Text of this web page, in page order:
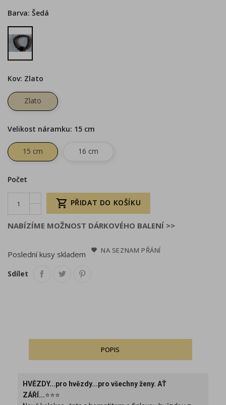
Barva: Šedá
Šedá
Kov: Zlato
Zlato
Velikost náramku: 15 cm
15 cm 16 cm
Počet
 PŘIDAT DO KOŠÍKU
NABÍZÍME MOŽNOST DÁRKOVÉHO BALENÍ >>
Poslední kusy skladem NA SEZNAM PŘÁNÍ
Sdílet
POPIS
HVĚZDY...pro hvězdy...pro všechny ženy. AŤ
ZÁŘÍ...⭐⭐⭐